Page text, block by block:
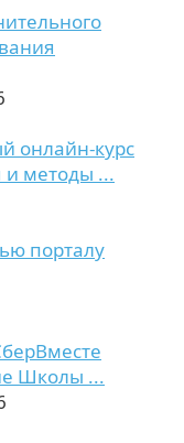
онлайн-курс
методы ...
порталу
Школы ...